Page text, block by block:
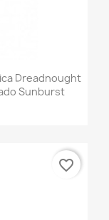
Dreadnought
Sunburst
favorite_border